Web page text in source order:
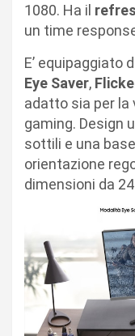
1080. Ha il
un time
E’ equipaggiato
Eye Saver,
adatto sia per la
gaming. Design
sottili e una
orientazione
dimensioni da